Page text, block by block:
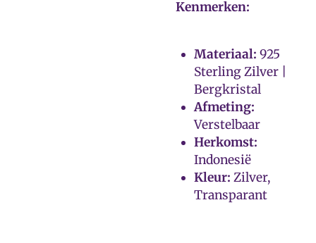
Kenmerken:
Materiaal: 925
Sterling Zilver |
Bergkristal
Afmeting:
Verstelbaar
Herkomst:
Indonesië
Kleur: Zilver,
Transparant